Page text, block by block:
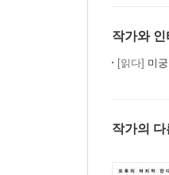
작가와 인
[읽다] 미
작가의